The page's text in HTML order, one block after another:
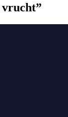
vrucht”